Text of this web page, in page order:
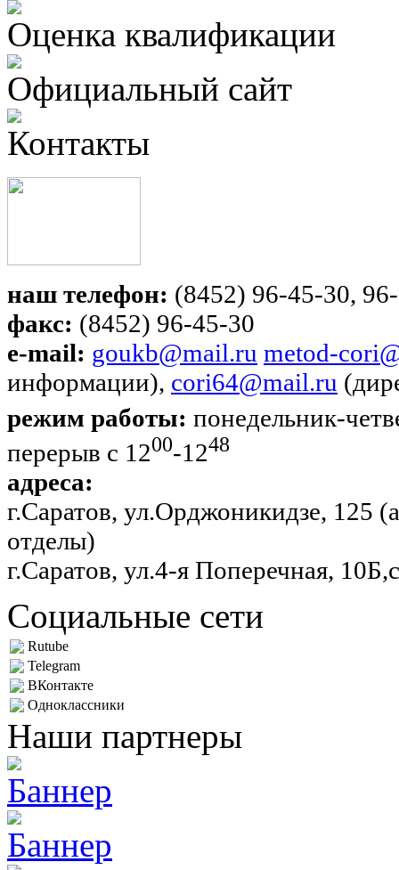
Оценка квалификации
Официальный сайт
Контакты
наш телефон: (8452) 96-45-30,
факс: (8452) 96-45-30
e-mail: goukb@mail.ru metod-
информации), cori64@mail.ru
режим работы: понедельник-
перерыв с 1200-1248
адреса:
г.Саратов, ул.Орджоникидзе, 125
отделы)
г.Саратов, ул.4-я Поперечная,
Социальные сети
Rutube
Telegram
ВКонтакте
Одноклассники
Наши партнеры